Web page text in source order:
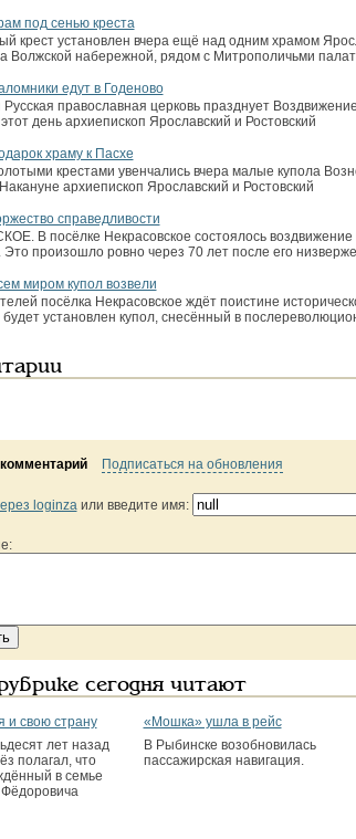
под сенью креста
крест установлен вчера ещё над одним храмом
Волжской набережной, рядом с Митрополичьми
едут в Годеново
Русская православная церковь празднует
день архиепископ Ярославский и Ростовский
храму к Пасхе
крестами увенчались вчера малые купола
архиепископ Ярославский и Ростовский
справедливости
В посёлке Некрасовское состоялось воздвижение
Это произошло ровно через 70 лет после его
миром купол возвели
посёлка Некрасовское ждёт поистине
установлен купол, снесённый в
Подписаться на обновления
или введите имя:
сегодня читают
и свою страну
лет назад
полагал, что
в семье
«Мошка» ушла в рейс
В Рыбинске возобновилась
пассажирская навигация.